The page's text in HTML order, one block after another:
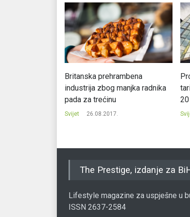
Britanska prehrambena
industrija zbog manjka radnika
pada za trećinu
Svijet 26.08.2017.
The Prestige, izdanje za
Lifestyle magazine za uspješne u
ISSN 2637-2584